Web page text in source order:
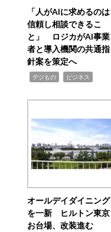
「人がAIに求めるのは
信頼し相談できるこ
と」 ロジカがAI事業
者と導入機関の共通指
針案を策定へ
デジもの ビジネス
オールデイダイニング
を一新 ヒルトン東京
お台場、改装進む